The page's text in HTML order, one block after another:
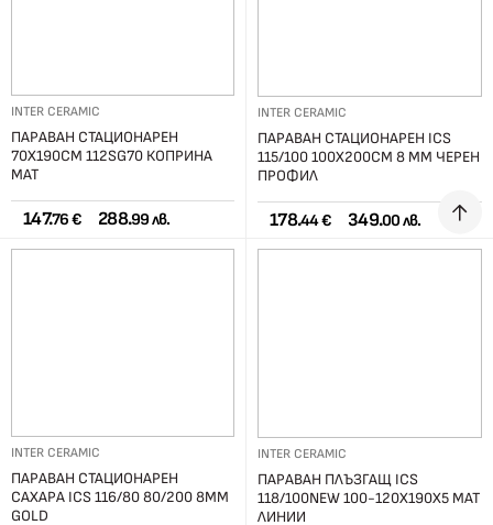
INTER CERAMIC
ПАРАВАН СТАЦИОНАРЕН
70Х190СМ 112SG70 КОПРИНА
МАТ
147.76 € 288.99 лв.
INTER CERAMIC
ПАРАВАН СТАЦИОНАРЕН ICS
115/100 100X200СМ 8 ММ ЧЕРЕН
ПРОФИЛ
178.44 € 349.00 лв.
INTER CERAMIC
ПАРАВАН СТАЦИОНАРЕН
САХАРА ICS 116/80 80/200 8ММ
GOLD
INTER CERAMIC
ПАРАВАН ПЛЪЗГАЩ ICS
118/100NEW 100-120Х190Х5 МАТ
ЛИНИИ